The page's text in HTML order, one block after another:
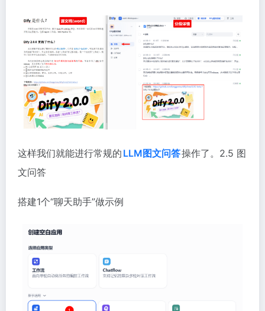
这样我们就能进行常规的 LLM图文问答操作了。2.5 图
文问答
搭建1个“聊天助手”做示例